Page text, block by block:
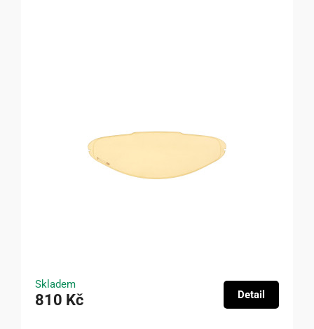
Skladem
810 Kč Detail